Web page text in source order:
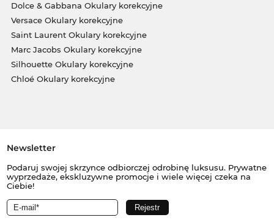
Dolce & Gabbana Okulary korekcyjne
Versace Okulary korekcyjne
Saint Laurent Okulary korekcyjne
Marc Jacobs Okulary korekcyjne
Silhouette Okulary korekcyjne
Chloé Okulary korekcyjne
Newsletter
Podaruj swojej skrzynce odbiorczej odrobinę luksusu. Prywatne
wyprzedaże, ekskluzywne promocje i wiele więcej czeka na
Ciebie!